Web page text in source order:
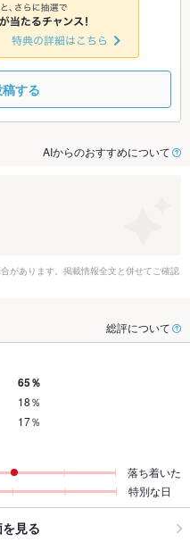
する
AIからのおすすめについて
があります。掲載情報全文と併せてご確認
総評について
65％
18％
17％
落ち着いた
特別な日
見る